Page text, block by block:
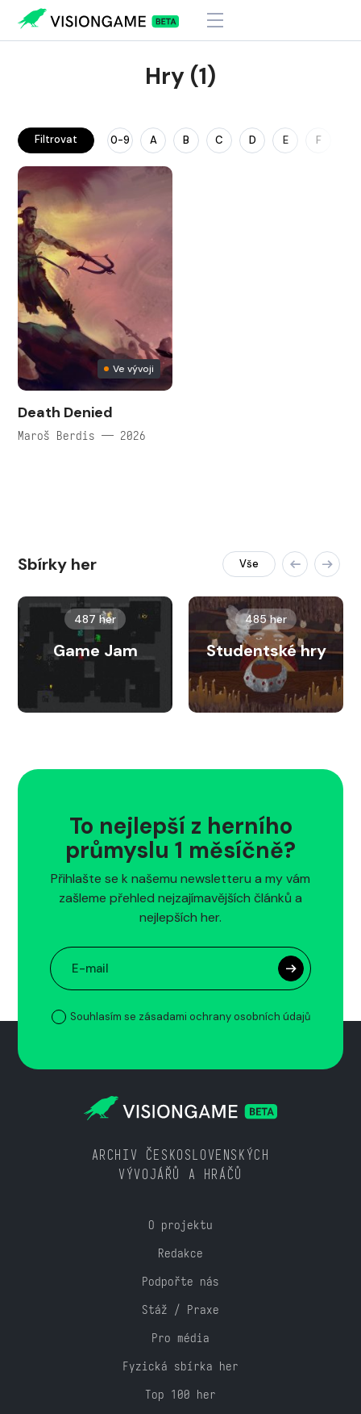
Hry (1)
Filtrovat 0-9 A B C D E F
Ve vývoji
Death Denied
Maroš Berdis — 2026
Sbírky her Vše
487 her
Game Jam
485 her
Studentské hry
To nejlepší z herního
průmyslu 1 měsíčně?
Přihlašte se k našemu newsletteru a my vám
zašleme přehled nejzajímavějších článků a
nejlepších her.
Souhlasím se zásadami ochrany osobních údajů
ARCHIV ČESKOSLOVENSKÝCH
VÝVOJÁŘŮ A HRÁČŮ
O projektu
Redakce
Podpořte nás
Stáž / Praxe
Pro média
Fyzická sbírka her
Top 100 her